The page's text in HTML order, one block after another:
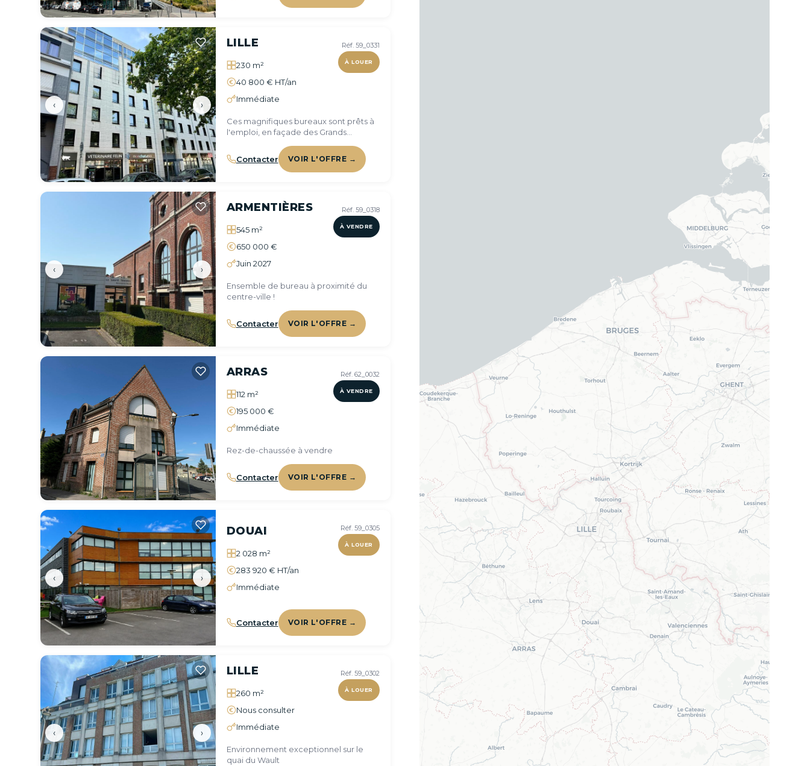
‹ ›
Réf. 59_0331
À LOUER
LILLE
230 m²
40 800 € HT/an
Immédiate
Ces magnifiques bureaux sont prêts à
l'emploi, en façade des Grands
Contacter
VOIR L'OFFRE →
‹ ›
Réf. 59_0318
À VENDRE
ARMENTIÈRES
545 m²
650 000 €
Juin 2027
Ensemble de bureau à proximité du
centre-ville !
Contacter VOIR L'OFFRE →
Réf. 62_0032
À VENDRE
ARRAS
112 m²
195 000 €
Immédiate
Rez-de-chaussée à vendre
Contacter VOIR L'OFFRE →
‹ ›
Réf. 59_0305
À LOUER
DOUAI
2 028 m²
283 920 € HT/an
Immédiate
Contacter VOIR L'OFFRE →
‹ ›
Réf. 59_0302
À LOUER
LILLE
260 m²
Nous consulter
Immédiate
Environnement exceptionnel sur le
quai du Wault